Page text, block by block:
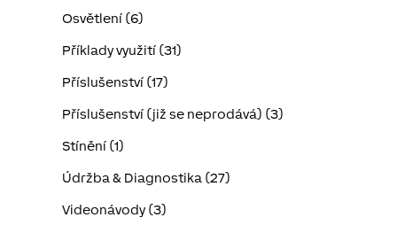
Osvětlení (6)
Příklady využití (31)
Příslušenství (17)
Příslušenství (již se neprodává) (3)
Stínění (1)
Údržba & Diagnostika (27)
Videonávody (3)